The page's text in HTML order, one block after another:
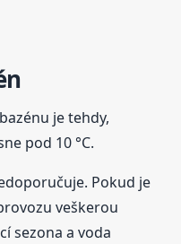
je tehdy,
pod 10 °C.
Pokud je
veškerou
sezona a voda